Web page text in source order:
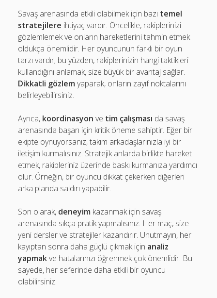
Savaş arenasında etkili olabilmek için bazı temel
stratejilere ihtiyaç vardır. Öncelikle, rakiplerinizi
gözlemlemek ve onların hareketlerini tahmin etmek
oldukça önemlidir. Her oyuncunun farklı bir oyun
tarzı vardır; bu yüzden, rakiplerinizin hangi taktikleri
kullandığını anlamak, size büyük bir avantaj sağlar.
Dikkatli gözlem yaparak, onların zayıf noktalarını
belirleyebilirsiniz.
Ayrıca, koordinasyon ve tim çalışması da savaş
arenasında başarı için kritik öneme sahiptir. Eğer bir
ekipte oynuyorsanız, takım arkadaşlarınızla iyi bir
iletişim kurmalısınız. Stratejik anlarda birlikte hareket
etmek, rakipleriniz üzerinde baskı kurmanıza yardımcı
olur. Örneğin, bir oyuncu dikkat çekerken diğerleri
arka planda saldırı yapabilir.
Son olarak, deneyim kazanmak için savaş
arenasında sıkça pratik yapmalısınız. Her maç, size
yeni dersler ve stratejiler kazandırır. Unutmayın, her
kayıptan sonra daha güçlü çıkmak için analiz
yapmakve hatalarınızı öğrenmek çok önemlidir. Bu
sayede, her seferinde daha etkili bir oyuncu
olabilirsiniz.